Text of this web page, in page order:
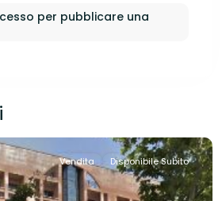
per pubblicare una
Vendita Disponibile Subito